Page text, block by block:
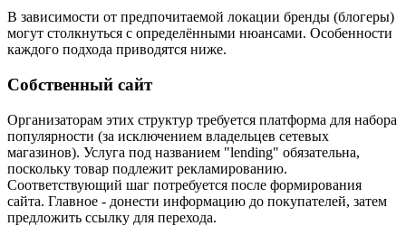
В зависимости от предпочитаемой локации бренды (блогеры)
могут столкнуться с определёнными нюансами. Особенности
каждого подхода приводятся ниже.
Собственный сайт
Организаторам этих структур требуется платформа для набора
популярности (за исключением владельцев сетевых
магазинов). Услуга под названием "lending" обязательна,
поскольку товар подлежит рекламированию.
Соответствующий шаг потребуется после формирования
сайта. Главное - донести информацию до покупателей, затем
предложить ссылку для перехода.